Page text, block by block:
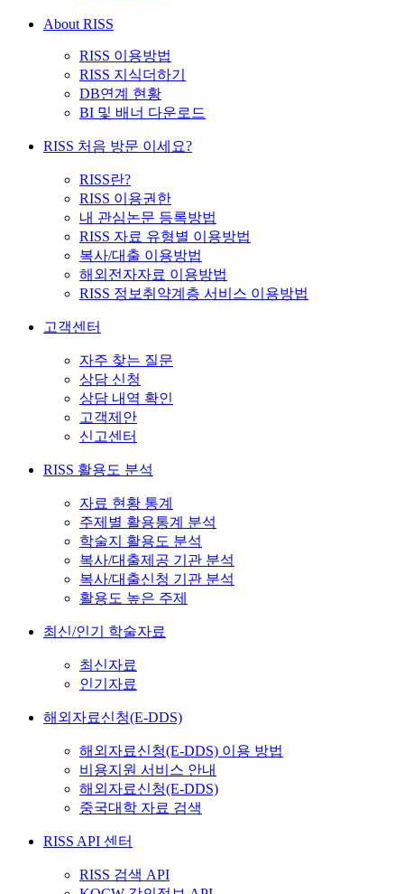
About RISS
RISS 이용방법
RISS 지식더하기
DB연계 현황
BI 및 배너 다운로드
RISS 처음 방문 이세요?
RISS란?
RISS 이용권한
내 관심논문 등록방법
RISS 자료 유형별 이용방법
복사/대출 이용방법
해외전자자료 이용방법
RISS 정보취약계층 서비스 이용방법
고객센터
자주 찾는 질문
상담 신청
상담 내역 확인
고객제안
신고센터
RISS 활용도 분석
자료 현황 통계
주제별 활용통계 분석
학술지 활용도 분석
복사/대출제공 기관 분석
복사/대출신청 기관 분석
활용도 높은 주제
최신/인기 학술자료
최신자료
인기자료
해외자료신청(E-DDS)
해외자료신청(E-DDS) 이용 방법
비용지원 서비스 안내
해외자료신청(E-DDS)
중국대학 자료 검색
RISS API 센터
RISS 검색 API